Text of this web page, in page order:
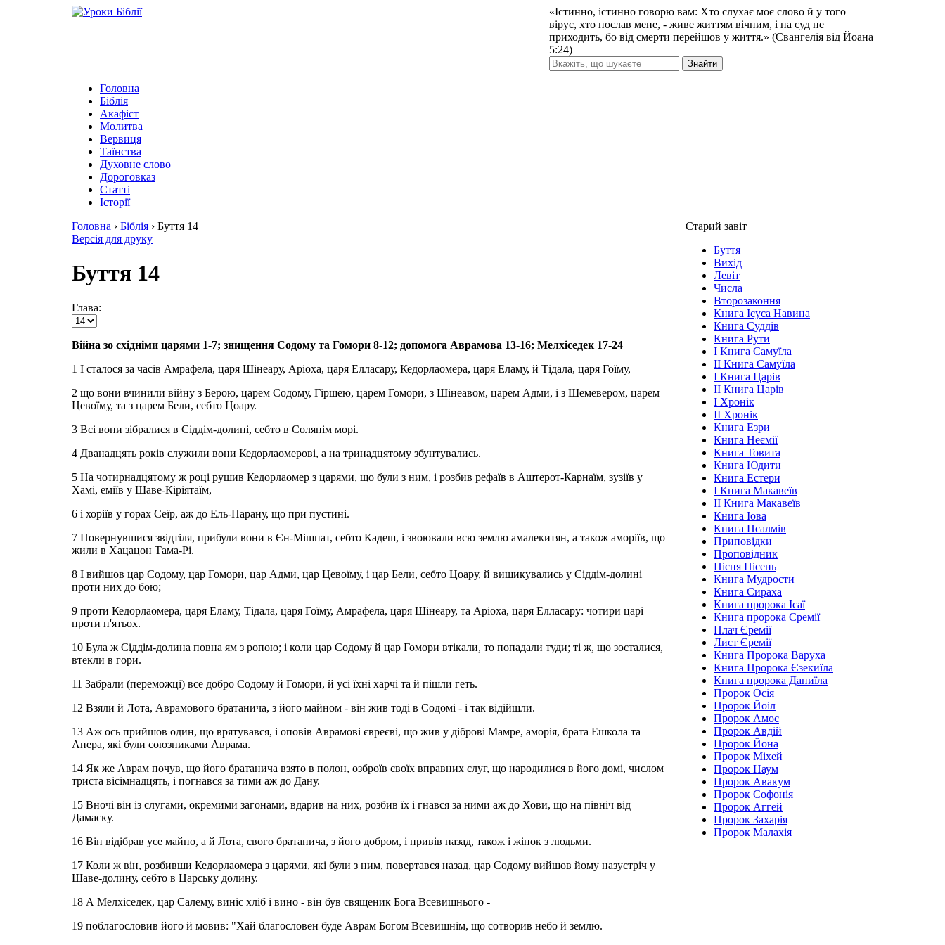
«Істинно, істинно говорю вам: Хто слухає моє слово й у того
вірує, хто послав мене, - живе життям вічним, і на суд не
приходить, бо від смерти перейшов у життя.» (Євангелія від Йоана
5:24)
Знайти
Головна
Біблія
Акафіст
Молитва
Вервиця
Таїнства
Духовне слово
Дороговказ
Cтатті
Історії
Головна › Біблія › Буття 14
Версія для друку
Буття 14
Глава:
Війна зо східніми царями 1-7; знищення Содому та Гомори 8-12; допомога Аврамова 13-16; Мелхіседек 17-24
1 І сталося за часів Амрафела, царя Шінеару, Аріоха, царя Елласару, Кедорлаомера, царя Еламу, й Тідала, царя Гоїму,
2 що вони вчинили війну з Берою, царем Содому, Гіршею, царем Гомори, з Шінеавом, царем Адми, і з Шемевером, царем
Цевоїму, та з царем Бели, себто Цоару.
3 Всі вони зібралися в Сіддім-долині, себто в Солянім морі.
4 Дванадцять років служили вони Кедорлаомерові, а на тринадцятому збунтувались.
5 На чотирнадцятому ж році рушив Кедорлаомер з царями, що були з ним, і розбив рефаїв в Аштерот-Карнаїм, зузіїв у
Хамі, еміїв у Шаве-Кіріятаїм,
6 і хоріїв у горах Сеїр, аж до Ель-Парану, що при пустині.
7 Повернувшися звідтіля, прибули вони в Єн-Мішпат, себто Кадеш, і звоювали всю землю амалекитян, а також аморіїв, що
жили в Хацацон Тама-Рі.
8 І вийшов цар Содому, цар Гомори, цар Адми, цар Цевоїму, і цар Бели, себто Цоару, й вишикувались у Сіддім-долині
проти них до бою;
9 проти Кедорлаомера, царя Еламу, Тідала, царя Гоїму, Амрафела, царя Шінеару, та Аріоха, царя Елласару: чотири царі
проти п'ятьох.
10 Була ж Сіддім-долина повна ям з ропою; і коли цар Содому й цар Гомори втікали, то попадали туди; ті ж, що зосталися,
втекли в гори.
11 Забрали (переможці) все добро Содому й Гомори, й усі їхні харчі та й пішли геть.
12 Взяли й Лота, Аврамового братанича, з його майном - він жив тоді в Содомі - і так відійшли.
13 Аж ось прийшов один, що врятувався, і оповів Аврамові євреєві, що жив у діброві Мамре, аморія, брата Ешкола та
Анера, які були союзниками Аврама.
14 Як же Аврам почув, що його братанича взято в полон, озброїв своїх вправних слуг, що народилися в його домі, числом
триста вісімнадцять, і погнався за тими аж до Дану.
15 Вночі він із слугами, окремими загонами, вдарив на них, розбив їх і гнався за ними аж до Хови, що на північ від
Дамаску.
16 Він відібрав усе майно, а й Лота, свого братанича, з його добром, і привів назад, також і жінок з людьми.
17 Коли ж він, розбивши Кедорлаомера з царями, які були з ним, повертався назад, цар Содому вийшов йому назустріч у
Шаве-долину, себто в Царську долину.
18 А Мелхіседек, цар Салему, виніс хліб і вино - він був священик Бога Всевишнього -
19 поблагословив його й мовив: "Хай благословен буде Аврам Богом Всевишнім, що сотворив небо й землю.
Старий завіт
Буття
Вихід
Левіт
Числа
Второзаконня
Книга Ісуса Навина
Книга Суддів
Книга Рути
І Книга Самуїла
ІІ Книга Самуїла
І Книга Царів
ІІ Книга Царів
І Хронік
ІІ Хронік
Книга Езри
Книга Неємії
Книга Товита
Книга Юдити
Книга Естери
І Книга Макавеїв
ІІ Книга Макавеїв
Книга Іова
Книга Псалмів
Приповідки
Проповідник
Пісня Пісень
Книга Мудрости
Книга Сираха
Книга пророка Ісаї
Книга пророка Єремії
Плач Єремії
Лист Єремії
Книга Пророка Варуха
Книга Пророка Єзекиїла
Книга пророка Даниїла
Пророк Осія
Пророк Йоіл
Пророк Амос
Пророк Авдій
Пророк Йона
Пророк Міхей
Пророк Наум
Пророк Авакум
Пророк Софонія
Пророк Аггей
Пророк Захарія
Пророк Малахія